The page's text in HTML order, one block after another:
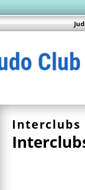
Interclubs